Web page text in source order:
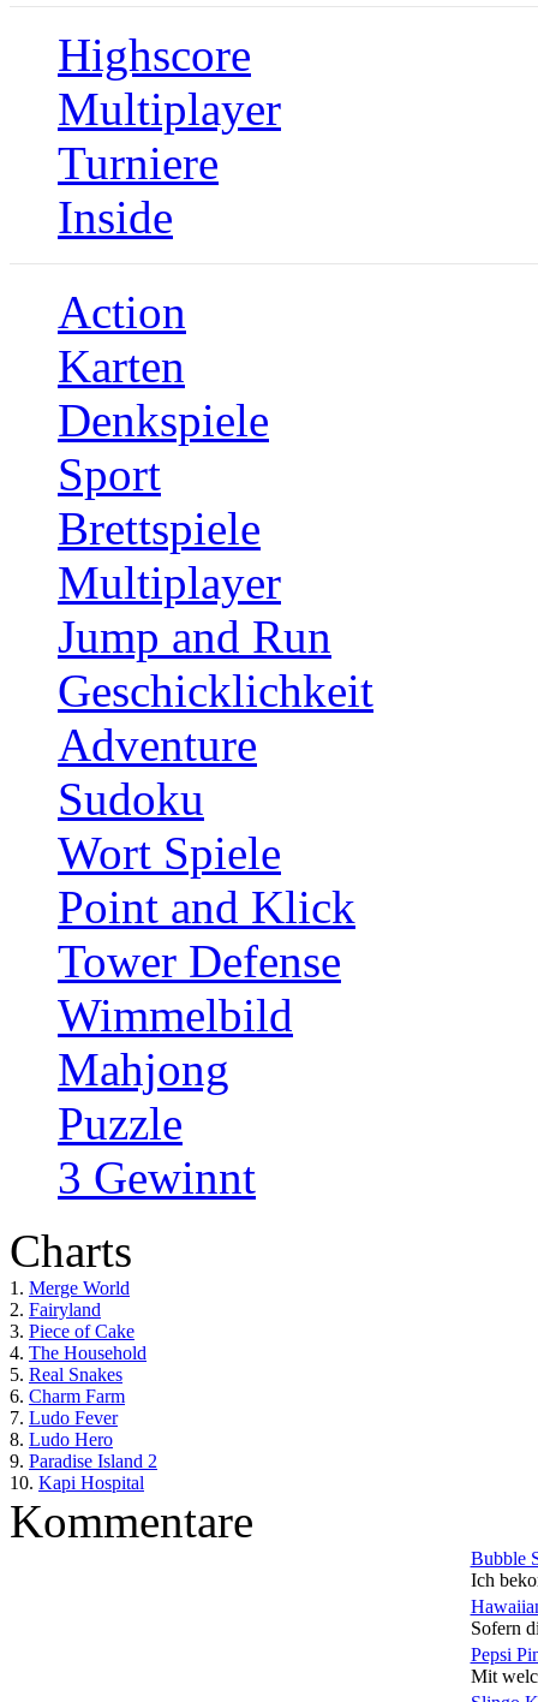
Highscore
Multiplayer
Turniere
Inside
Action
Karten
Denkspiele
Sport
Brettspiele
Multiplayer
Jump and Run
Geschicklichkeit
Adventure
Sudoku
Wort Spiele
Point and Klick
Tower Defense
Wimmelbild
Mahjong
Puzzle
3 Gewinnt
Charts
1. Merge World
2. Fairyland
3. Piece of Cake
4. The Household
5. Real Snakes
6. Charm Farm
7. Ludo Fever
8. Ludo Hero
9. Paradise Island 2
10. Kapi Hospital
Kommentare
Bubble
Ich
Sofern
Pepsi
Mit